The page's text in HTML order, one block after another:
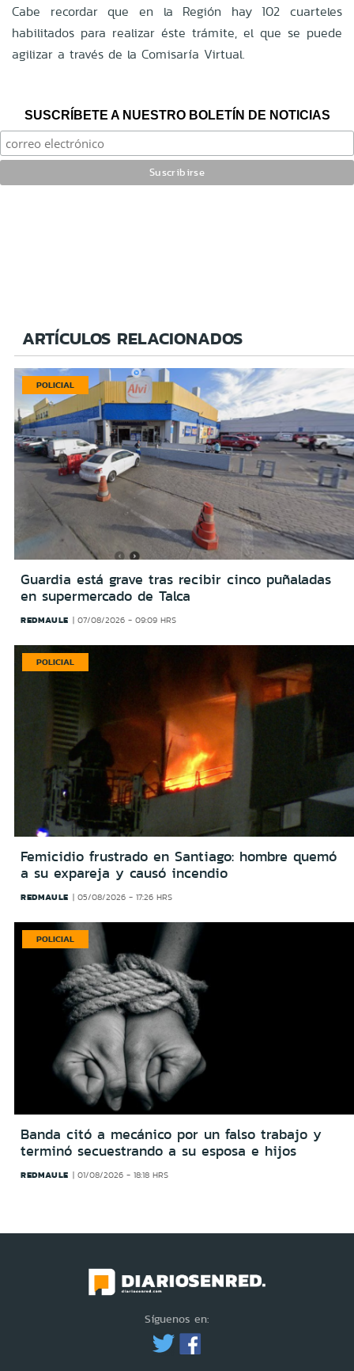
Cabe recordar que en la Región hay 102 cuarteles
habilitados para realizar éste trámite, el que se puede
agilizar a través de la Comisaría Virtual.
SUSCRÍBETE A NUESTRO BOLETÍN DE NOTICIAS
ARTÍCULOS RELACIONADOS
POLICIAL
Guardia está grave tras recibir cinco puñaladas
en supermercado de Talca
REDMAULE 07/08/2026 - 09:09 HRS
POLICIAL
Femicidio frustrado en Santiago: hombre quemó
a su expareja y causó incendio
REDMAULE 05/08/2026 - 17:26 HRS
POLICIAL
Banda citó a mecánico por un falso trabajo y
terminó secuestrando a su esposa e hijos
REDMAULE 01/08/2026 - 18:18 HRS
Síguenos en: